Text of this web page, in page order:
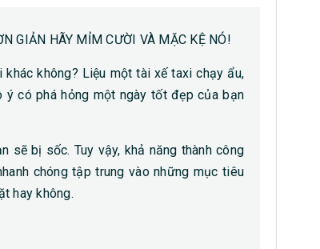
GIẢN HÃY MỈM CƯỜI VÀ MẶC KỆ NÓ!
không? Liệu một tài xế taxi chạy ẩu,
có phá hỏng một ngày tốt đẹp của bạn
sẽ bị sốc. Tuy vậy, khả năng thành công
chóng tập trung vào những mục tiêu
hay không.